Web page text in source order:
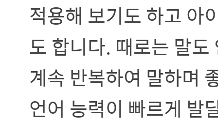
적용해 보기도 하고 아
도 합니다. 때로는 말
계속 반복하여 말하며
언어 능력이 빠르게 발